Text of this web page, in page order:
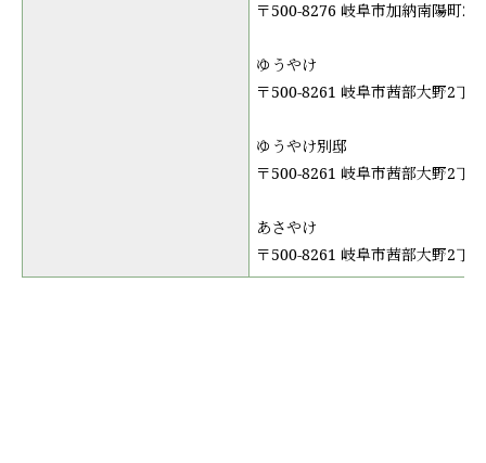
〒500-8276 岐阜市加納南陽町2
ゆうやけ
〒500-8261 岐阜市茜部大野2丁
ゆうやけ別邸
〒500-8261 岐阜市茜部大野2丁
あさやけ
〒500-8261 岐阜市茜部大野2丁